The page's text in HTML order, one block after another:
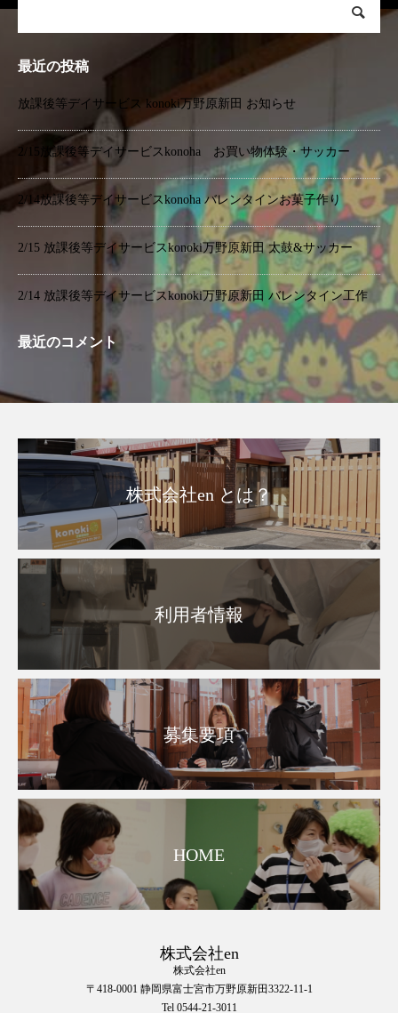
最近の投稿
放課後等デイサービス konoki万野原新田 お知らせ
2/15放課後等デイサービスkonoha お買い物体験・サッカー
2/14放課後等デイサービスkonoha バレンタインお菓子作り
2/15 放課後等デイサービスkonoki万野原新田 太鼓&サッカー
2/14 放課後等デイサービスkonoki万野原新田 バレンタイン工作
最近のコメント
株式会社en とは？
利用者情報
募集要項
HOME
株式会社en
株式会社en
〒418-0001 静岡県富士宮市万野原新田3322-11-1
Tel 0544-21-3011